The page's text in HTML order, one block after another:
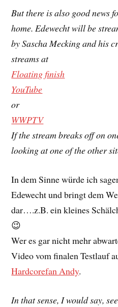
But there is also good news
home. Edewecht will be
by Sascha Mecking and his
streams at
Floating finish
YouTube
or
WWPTV
If the stream breaks off on
looking at one of the other
In dem Sinne würde ich
Edewecht und bringt dem
dar….z.B. ein kleines
😉
Wer es gar nicht mehr
Video vom finalen Testlauf
Hardcorefan Andy.
In that sense, I would say,